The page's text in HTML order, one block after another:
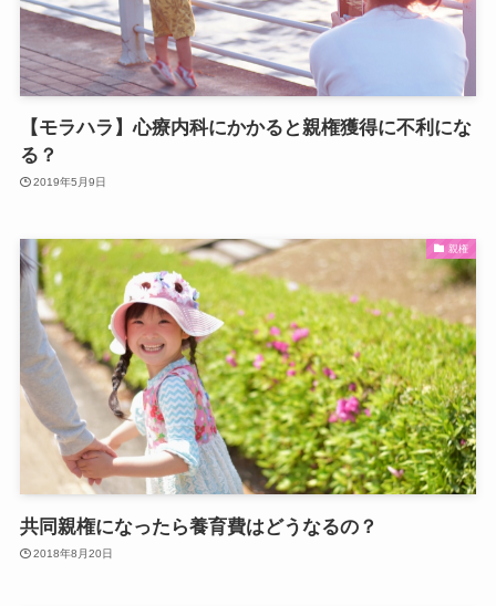
【モラハラ】心療内科にかかると親権獲得に不利にな
る？
2019年5月9日
親権
共同親権になったら養育費はどうなるの？
2018年8月20日